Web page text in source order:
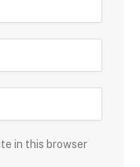
in this browser